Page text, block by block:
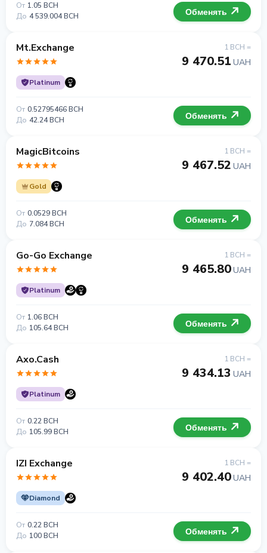
От 1.05 BCH
До 4 539.004 BCH Обменять
Mt.Exchange
Platinum
1 BCH =
9 470.51 UAH
От 0.52795466 BCH
До 42.24 BCH Обменять
MagicBitcoins
Gold
1 BCH =
9 467.52 UAH
От 0.0529 BCH
До 7.084 BCH Обменять
Go-Go Exchange
Platinum
1 BCH =
9 465.80UAH
От 1.06 BCH
До 105.64 BCH Обменять
Axo.Cash
Platinum
1 BCH =
9 434.13 UAH
От 0.22 BCH
До 105.99 BCH Обменять
IZI Exchange
Diamond
1 BCH =
9 402.40UAH
От 0.22 BCH
До 100 BCH Обменять